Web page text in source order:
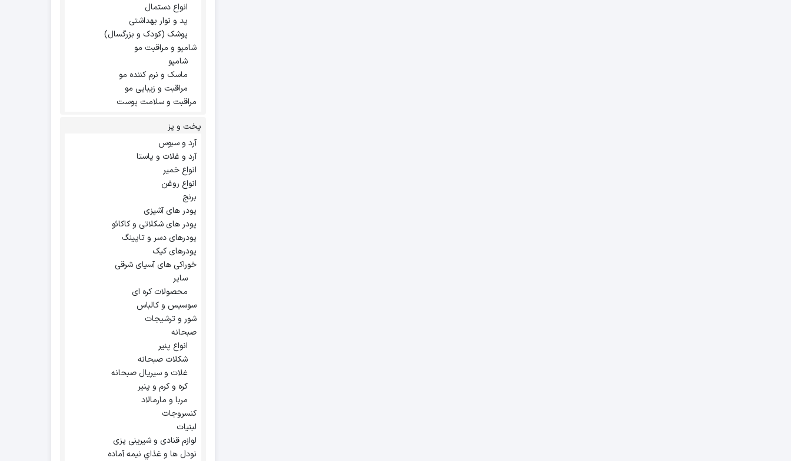
انواع دستمال
پد و نوار بهداشتی
پوشک (کودک و بزرگسال)
شامپو و مراقبت مو
شامپو
ماسک و نرم کننده مو
مراقبت و زیبایی مو
مراقبت و سلامت پوست
پخت و پز
آرد و سبوس
آرد و غلات و پاستا
انواع خمیر
انواع روغن
برنج
پودر های آشپزی
پودر های شکلاتی و کاکائو
پودرهای دسر و تاپینگ
پودرهای کیک
خوراکی های آسیای شرقی
سایر
محصولات کره ای
سوسیس و کالباس
شور و ترشیجات
صبحانه
انواع پنیر
شکلات صبحانه
غلات و سیریال صبحانه
کره و کرم و پنیر
مربا و مارمالاد
کنسروجات
لبنیات
لوازم قنادی و شیرینی پزی
نودل ها و غذاي نيمه آماده